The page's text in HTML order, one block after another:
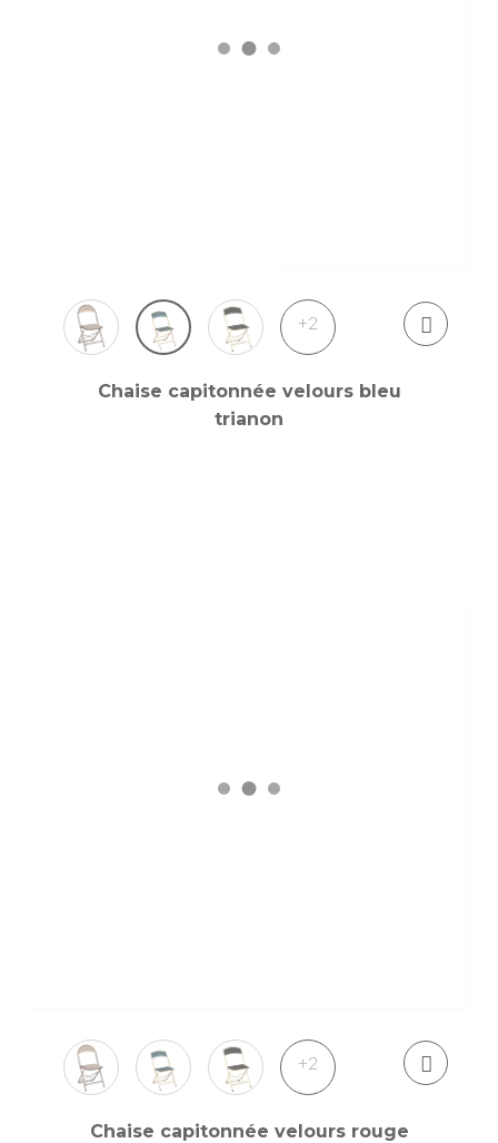
+2
Chaise capitonnée velours bleu
trianon
+2
Chaise capitonnée velours rouge